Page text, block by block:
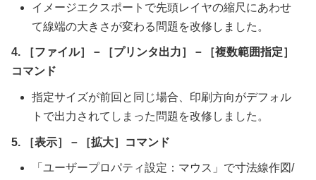
イメージエクスポートで先頭レイヤの縮尺にあわせ
て線端の大きさが変わる問題を改修しました。
4. ［ファイル］－［プリンタ出力］－［複数範囲指定］
コマンド
指定サイズが前回と同じ場合、印刷方向がデフォル
トで出力されてしまった問題を改修しました。
5. ［表示］－［拡大］コマンド
「ユーザープロパティ設定：マウス」で寸法線作図/